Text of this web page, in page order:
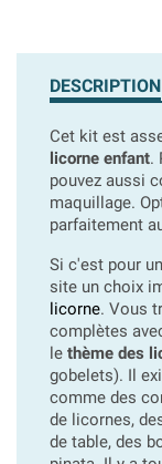
DESCRIPTION
Cet kit est
licorne enfant.
pouvez aussi
maquillage.
parfaitement
Si c'est pour
site un choix
licorne. Vous
complètes
le thème des
gobelets). Il
comme des
de licornes,
de table, des